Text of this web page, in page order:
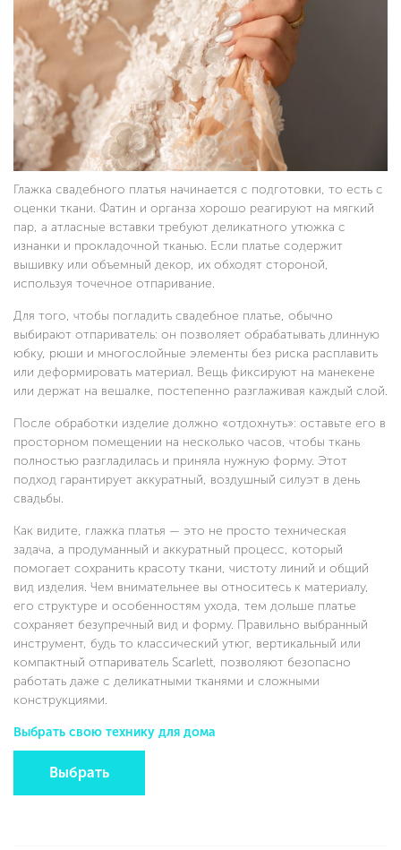
Глажка свадебного платья начинается с подготовки, то есть с
оценки ткани. Фатин и органза хорошо реагируют на мягкий
пар, а атласные вставки требуют деликатного утюжка с
изнанки и прокладочной тканью. Если платье содержит
вышивку или объемный декор, их обходят стороной,
используя точечное отпаривание.
Для того, чтобы погладить свадебное платье, обычно
выбирают отпариватель: он позволяет обрабатывать длинную
юбку, рюши и многослойные элементы без риска расплавить
или деформировать материал. Вещь фиксируют на манекене
или держат на вешалке, постепенно разглаживая каждый слой.
После обработки изделие должно «отдохнуть»: оставьте его в
просторном помещении на несколько часов, чтобы ткань
полностью разгладилась и приняла нужную форму. Этот
подход гарантирует аккуратный, воздушный силуэт в день
свадьбы.
Как видите, глажка платья — это не просто техническая
задача, а продуманный и аккуратный процесс, который
помогает сохранить красоту ткани, чистоту линий и общий
вид изделия. Чем внимательнее вы относитесь к материалу,
его структуре и особенностям ухода, тем дольше платье
сохраняет безупречный вид и форму. Правильно выбранный
инструмент, будь то классический утюг, вертикальный или
компактный отпариватель Scarlett, позволяют безопасно
работать даже с деликатными тканями и сложными
конструкциями.
Выбрать свою технику для дома
Выбрать